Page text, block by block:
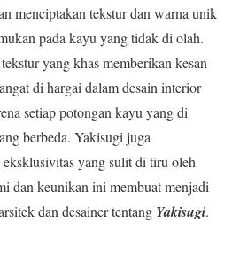
menciptakan tekstur dan warna unik
pada kayu yang tidak di olah.
yang khas memberikan kesan
di hargai dalam desain interior
setiap potongan kayu yang di
berbeda. Yakisugi juga
yang sulit di tiru oleh
dan keunikan ini membuat menjadi
dan desainer tentang Yakisugi.